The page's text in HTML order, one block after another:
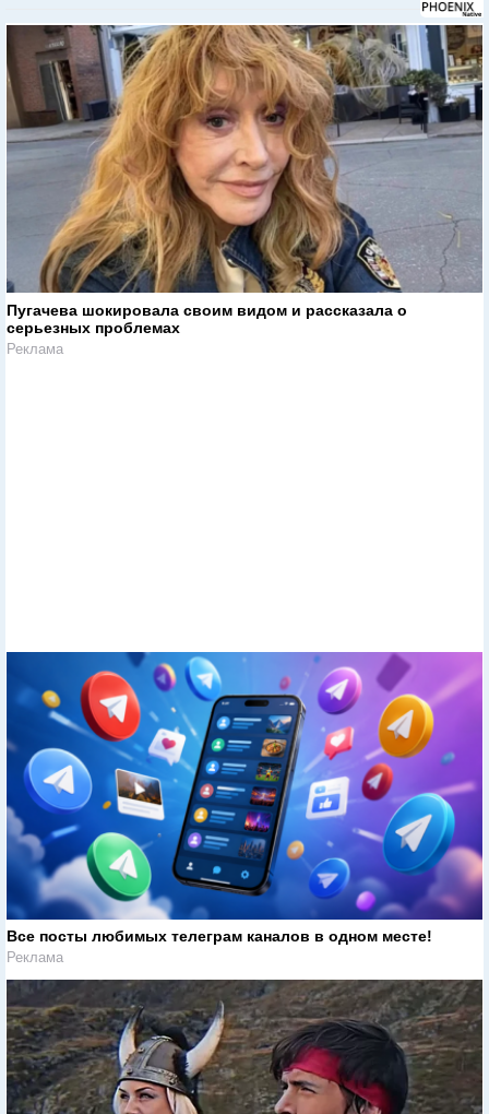
Пугачева шокировала своим видом и рассказала о
серьезных проблемах
Реклама
Все посты любимых телеграм каналов в одном месте!
Реклама